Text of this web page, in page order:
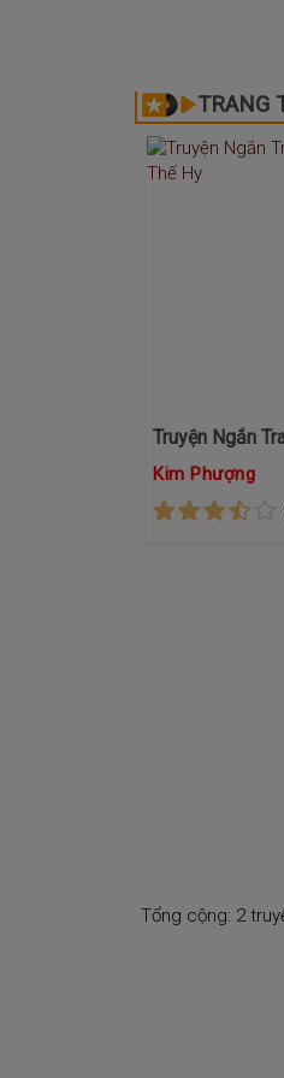
TRANG
Kim Phượng
Tổng cộng: 2